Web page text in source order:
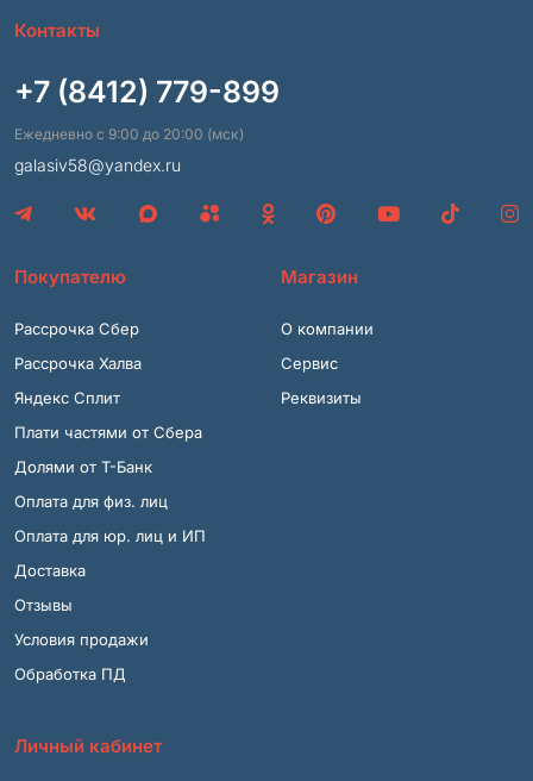
Контакты
+7 (8412) 779-899
Ежедневно с 9:00 до 20:00 (мск)
galasiv58@yandex.ru
Покупателю
Рассрочка Сбер
Рассрочка Халва
Яндекс Сплит
Плати частями от Сбера
Долями от Т-Банк
Оплата для физ. лиц
Оплата для юр. лиц и ИП
Доставка
Отзывы
Условия продажи
Обработка ПД
Магазин
О компании
Сервис
Реквизиты
Личный кабинет